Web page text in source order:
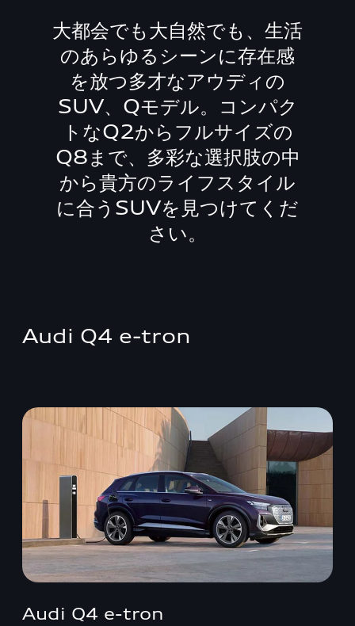
大都会でも大自然でも、生活
のあらゆるシーンに存在感
を放つ多才なアウディの
SUV、Qモデル。コンパク
トなQ2からフルサイズの
Q8まで、多彩な選択肢の中
から貴方のライフスタイル
に合うSUVを見つけてくだ
さい。
Audi Q4 e-tron
Audi Q4 e-tron